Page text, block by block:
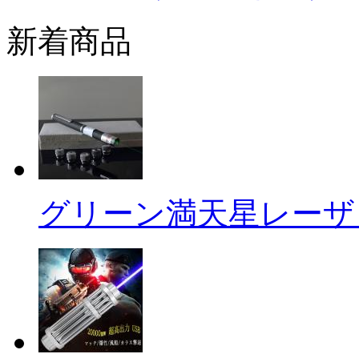
新着商品
グリーン満天星レー